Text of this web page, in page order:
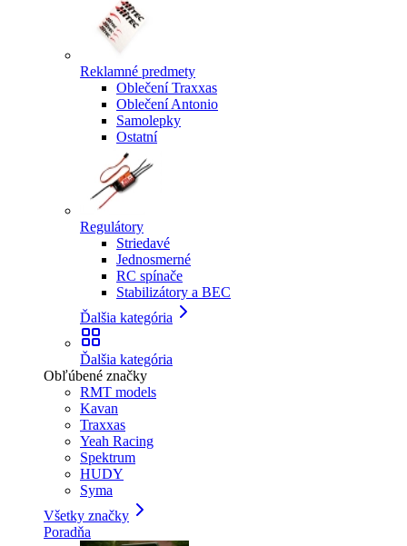
Reklamné predmety
Oblečení Traxxas
Oblečení Antonio
Samolepky
Ostatní
Regulátory
Striedavé
Jednosmerné
RC spínače
Stabilizátory a BEC
Ďalšia kategória
Ďalšia kategória
Obľúbené značky
RMT models
Kavan
Traxxas
Yeah Racing
Spektrum
HUDY
Syma
Všetky značky
Poradňa